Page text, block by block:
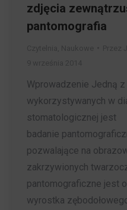
zdjęcia
pantomografia
Wprowadzenie Jedną
wykorzystywanych w
stomatologicznej jest
badanie
pozwalające na
zakrzywionych
pantomograficzne jest
wyrostka